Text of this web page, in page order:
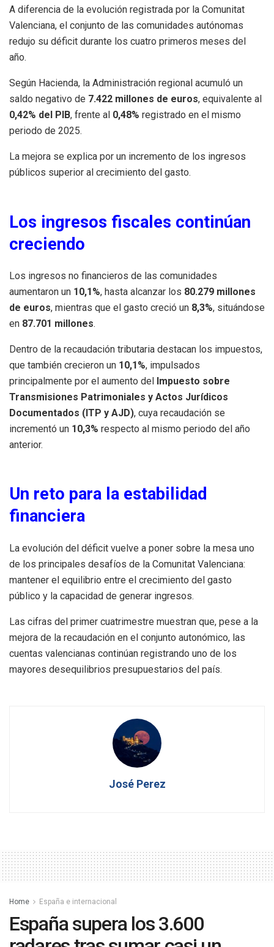
A diferencia de la evolución registrada por la Comunitat
Valenciana, el conjunto de las comunidades autónomas
redujo su déficit durante los cuatro primeros meses del
año.
Según Hacienda, la Administración regional acumuló un
saldo negativo de 7.422 millones de euros, equivalente al
0,42% del PIB, frente al 0,48% registrado en el mismo
periodo de 2025.
La mejora se explica por un incremento de los ingresos
públicos superior al crecimiento del gasto.
Los ingresos fiscales continúan
creciendo
Los ingresos no financieros de las comunidades
aumentaron un 10,1%, hasta alcanzar los 80.279 millones
de euros, mientras que el gasto creció un 8,3%, situándose
en 87.701 millones.
Dentro de la recaudación tributaria destacan los impuestos,
que también crecieron un 10,1%, impulsados
principalmente por el aumento del
Impuesto sobre
Transmisiones Patrimoniales y Actos Jurídicos
Documentados (ITP y AJD), cuya recaudación se
incrementó un 10,3% respecto al mismo periodo del año
anterior.
Un reto para la estabilidad
financiera
La evolución del déficit vuelve a poner sobre la mesa uno
de los principales desafíos de la Comunitat Valenciana:
mantener el equilibrio entre el crecimiento del gasto
público y la capacidad de generar ingresos.
Las cifras del primer cuatrimestre muestran que, pese a la
mejora de la recaudación en el conjunto autonómico, las
cuentas valencianas continúan registrando uno de los
mayores desequilibrios presupuestarios del país.
José Perez
Home España e internacional
España supera los 3.600